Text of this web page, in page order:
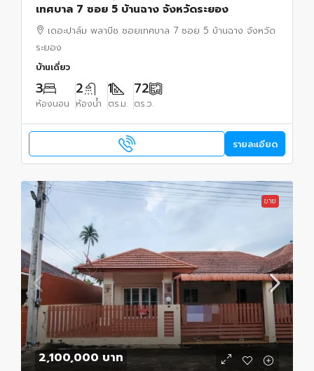
เทศบาล 7 ซอย 5 บ้านฉาง จังหวัดระยอง
เดอะปาล์ม พลาบีช ซอยเทศบาล 7 ซอย 5 บ้านฉาง จังหวัด
ระยอง
บ้านเดี่ยว
3
ห้องนอน
2
ห้องน้ำ
1
ตร.ม.
72
ตร.ว.
รายละเอียด
ขาย
2,100,000 บาท